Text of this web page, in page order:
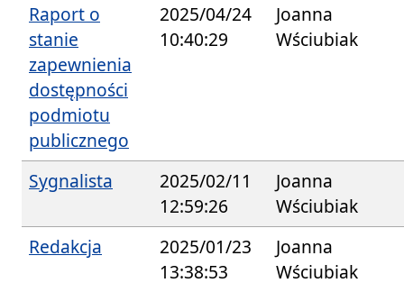
Raport o
stanie
zapewnienia
dostępności
podmiotu
publicznego
2025/04/24
10:40:29
Joanna
Wściubiak
Sygnalista
2025/02/11
12:59:26
Joanna
Wściubiak
Redakcja
2025/01/23
13:38:53
Joanna
Wściubiak